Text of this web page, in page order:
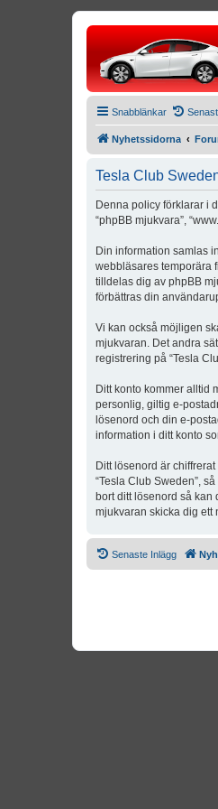
Snabblänkar
Nyhetssidorna
Tesla Club
Denna policy förklarar i
“phpBB mjukvara”,
Din information samlas
webbläsares temporära
tilldelas dig av phpBB
förbättras din
Vi kan också möjligen
mjukvaran. Det andra
registrering på “Tesla
Ditt konto kommer alltid
personlig, giltig e-
lösenord och din e-
information i ditt konto
Ditt lösenord är
“Tesla Club Sweden”,
bort ditt lösenord så kan
mjukvaran skicka dig ett
Senaste Inlägg